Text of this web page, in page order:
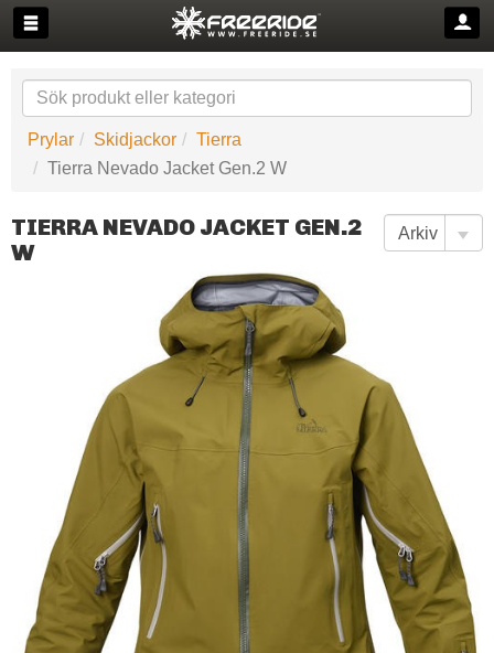
Prylar Skidjackor
Tierra
Tierra Nevado Jacket Gen.2 W
TIERRA NEVADO JACKET GEN.2
W